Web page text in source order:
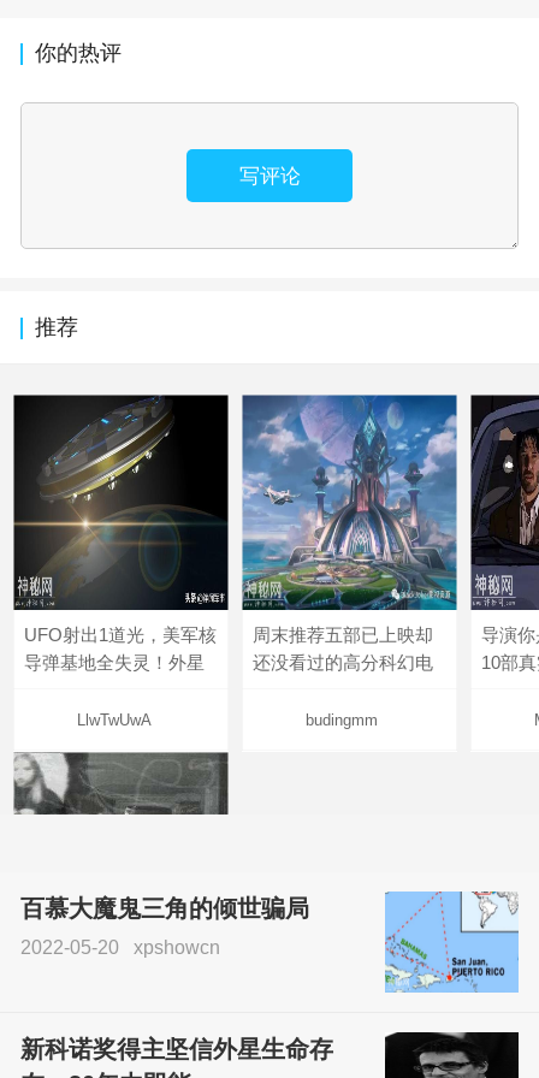
你的热评
写评论
推荐
UFO射出1道光，美军核
导弹基地全失灵！外星
LlwTwUwA
周末推荐五部已上映却
还没看过的高分科幻电
budingmm
导演
10部
百慕大魔鬼三角的倾世骗局
2022-05-20 xpshowcn
新科诺奖得主坚信外星生命存